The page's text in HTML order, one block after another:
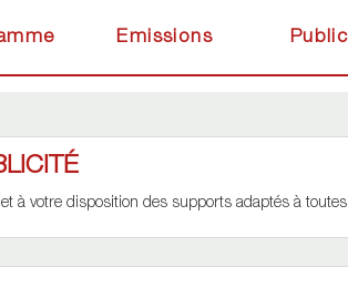
Emissions
à votre disposition des supports adaptés à